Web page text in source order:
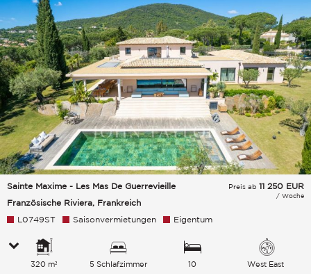
Sainte Maxime - Les Mas De Guerrevieille
Französische Riviera, Frankreich
Preis ab 11 250 EUR
/ Woche
L0749ST Saisonvermietungen Eigentum
320 m² 5 Schlafzimmer
10
West East